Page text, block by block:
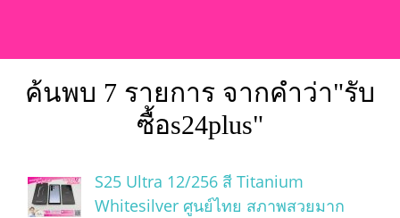
ค้นพบ 7 รายการ จากคำว่า"รับ
ซื้อs24plus"
S25 Ultra 12/256 สี Titanium
Whitesilver ศูนย์ไทย สภาพสวยมาก